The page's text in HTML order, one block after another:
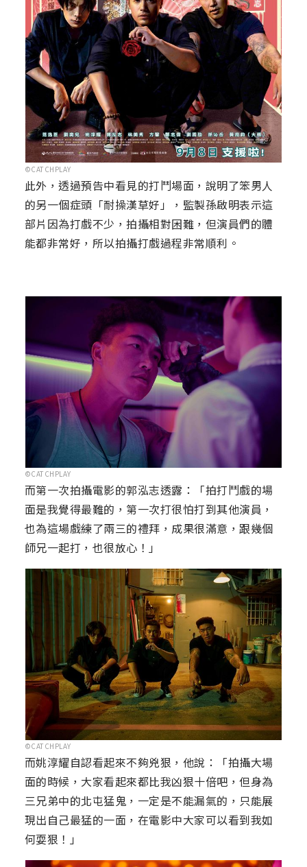
©CATCHPLAY
此外，透過預告中看見的打鬥場面，說明了笨男人
的另一個症頭「耐操漢草好」，監製孫啟明表示這
部片因為打戲不少，拍攝相對困難，但演員們的體
能都非常好，所以拍攝打戲過程非常順利。
©CATCHPLAY
而第一次拍攝電影的郭泓志透露：「拍打鬥戲的場
面是我覺得最難的，第一次打很怕打到其他演員，
也為這場戲練了兩三的禮拜，成果很滿意，跟幾個
師兄一起打，也很放心！」
©CATCHPLAY
而姚淳耀自認看起來不夠兇狠，他說：「拍攝大場
面的時候，大家看起來都比我凶狠十倍吧，但身為
三兄弟中的北屯猛鬼，一定是不能漏氣的，只能展
現出自己最猛的一面，在電影中大家可以看到我如
何耍狠！」